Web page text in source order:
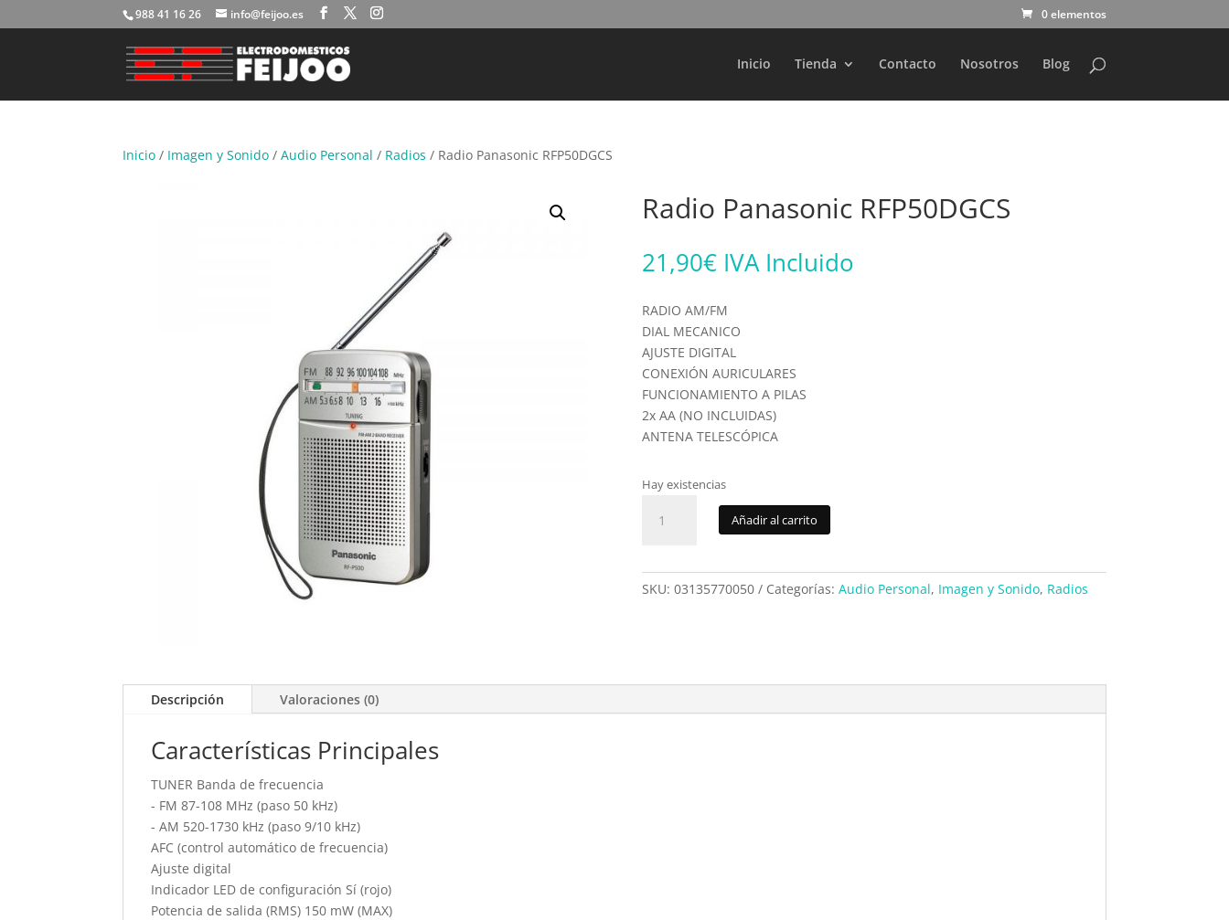
988 41 16 26 info@feijoo.es 0 elementos
Inicio Tienda Contacto Nosotros Blog
Búsqueda
productos
Inicio / Imagen y Sonido /Audio Personal / Radios / Radio Panasonic RFP50DGCS
Radio Panasonic RFP50DGCS
21,90€ IVA Incluido
RADIO AM/FM
DIAL MECANICO
AJUSTE DIGITAL
CONEXIÓN AURICULARES
FUNCIONAMIENTO A PILAS
2x AA (NO INCLUIDAS)
ANTENA TELESCÓPICA
Hay existencias
Panasonic
Añadir al carrito
SKU: 03135770050 Categorías: Audio Personal, Imagen y Sonido, Radios
Descripción Valoraciones (0)
Características Principales
TUNER Banda de frecuencia
- FM 87-108 MHz (paso 50 kHz)
- AM 520-1730 kHz (paso 9/10 kHz)
AFC (control automático de frecuencia)
Ajuste digital
Indicador LED de configuración Sí (rojo)
Potencia de salida (RMS) 150 mW (MAX)